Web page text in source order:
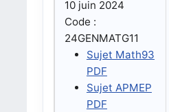
10 juin 2024
Code :
24GENMATG11
Sujet Math93
PDF
Sujet APMEP
PDF